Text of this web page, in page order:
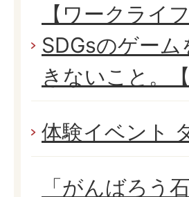
【ワークライ
SDGsのゲー
きないこと。
体験イベント
「がんばろう